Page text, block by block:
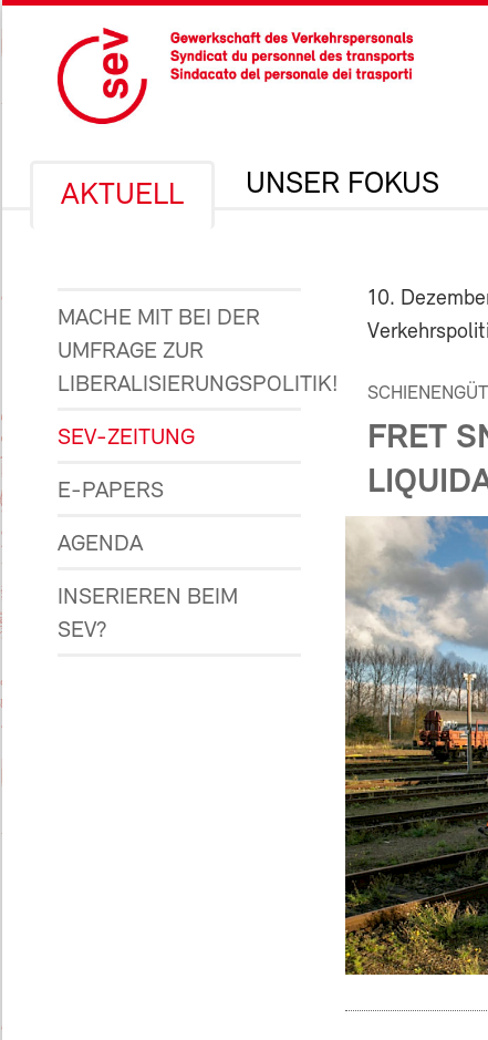
AKTUELL UNSER FOKUS
MACHE MIT BEI DER
UMFRAGE ZUR
LIBERALISIERUNGSPOLITIK!
SEV-ZEITUNG
E-PAPERS
AGENDA
INSERIEREN BEIM
SEV?
10.
FRET